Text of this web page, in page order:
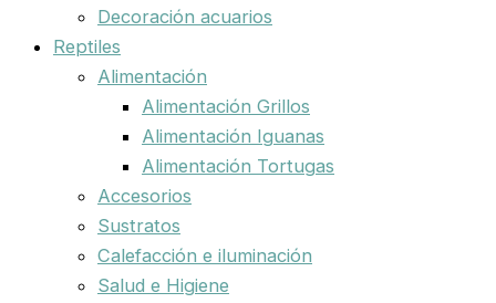
Decoración acuarios
Reptiles
Alimentación
Alimentación Grillos
Alimentación Iguanas
Alimentación Tortugas
Accesorios
Sustratos
Calefacción e iluminación
Salud e Higiene